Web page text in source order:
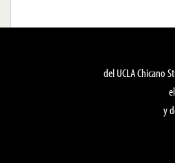
del UCLA Chicano
y